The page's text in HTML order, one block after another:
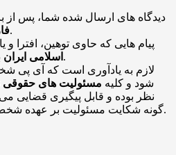
دیدگاه های ارسال شده شما، پس
منتشر خواهد شد.
پیام هایی که حاوی توهین، افترا و
اسلامی ایران باشد منتشر نخواهد شد.
لازم به یادآوری است که آی پی
شود و کلیه مسئولیت های حقوقی
نظر بوده و قابل پیگیری قضایی
گونه شکایت مسئولیت بر عهده شخص نظر دهنده خواهد بود.